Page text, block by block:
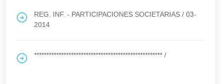
REG. INF. - PARTICIPACIONES SOCIETARIAS / 03-
2014
**************************************************** /